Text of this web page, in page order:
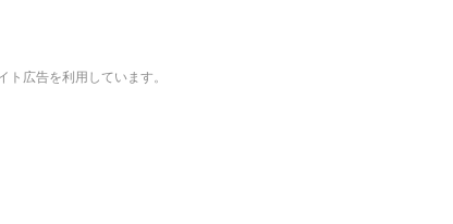
→応募した結果ｗ
広告を利用しています。